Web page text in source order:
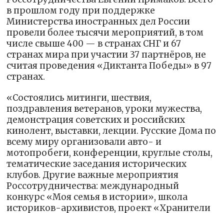
в прошлом году при поддержке
Министерства иностранных дел России
провели более тысячи мероприятий, в том
числе свыше 400 — в странах СНГ и 67
странах мира при участии 37 партнёров, не
считая проведения «Диктанта Победы» в 97
странах.
«Состоялись митинги, шествия,
поздравления ветеранов, уроки мужества,
демонстрация советских и российских
кинолент, выставки, лекции. Русские Дома по
всему миру организовали авто- и
мотопробеги, конференции, круглые столы,
тематические заседания исторических
клубов. Другие важные мероприятия
Россотрудничества: международный
конкурс «Моя семья в истории», школа
историков-архивистов, проект «Хранители